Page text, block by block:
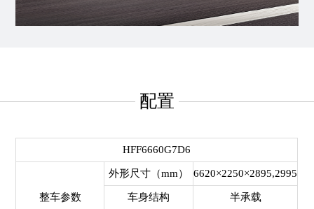
配置
HFF6660G7D6
整车参数
外形尺寸（mm） 6620×2250×2895,2995
车身结构 半承载